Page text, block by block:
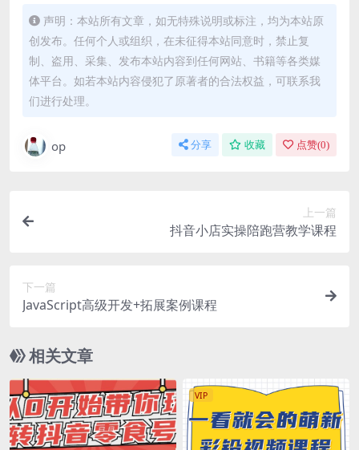
声明：本站所有文章，如无特殊说明或标注，均为本站原
创发布。任何个人或组织，在未征得本站同意时，禁止复
制、盗用、采集、发布本站内容到任何网站、书籍等各类媒
体平台。如若本站内容侵犯了原著者的合法权益，可联系我
们进行处理。
op 分享 收藏 点赞(0)
上一篇
抖音小店实操陪跑营教学课程
下一篇
JavaScript高级开发+拓展案例课程
相关文章
VIP